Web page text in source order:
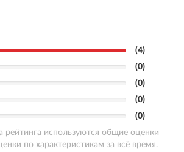
(4)
(0)
(0)
(0)
(0)
рейтинга используются общие оценки
по характеристикам за всё время.